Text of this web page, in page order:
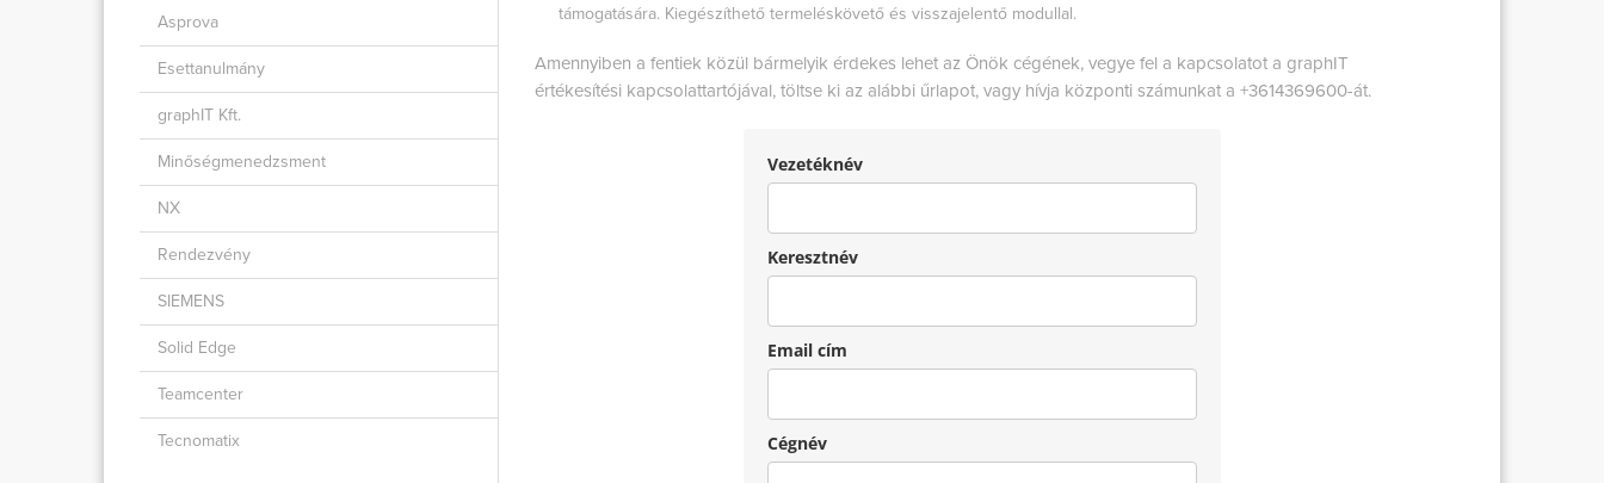
Asprova
Esettanulmány
graphIT Kft.
Minőségmenedzsment
NX
Rendezvény
SIEMENS
Solid Edge
Teamcenter
Tecnomatix
támogatására. Kiegészíthető termeléskövető és visszajelentő modullal.
Amennyiben a fentiek közül bármelyik érdekes lehet az Önök cégének, vegye fel a kapcsolatot a graphIT
értékesítési kapcsolattartójával, töltse ki az alábbi űrlapot, vagy hívja központi számunkat a +3614369600-át.
Vezetéknév
Keresztnév
Email cím
Cégnév